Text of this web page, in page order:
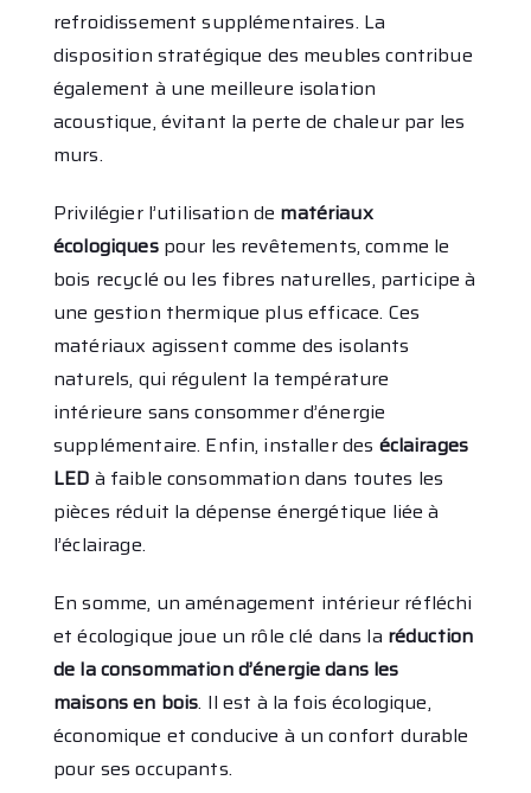
refroidissement supplémentaires. La
disposition stratégique des meubles contribue
également à une meilleure isolation
acoustique, évitant la perte de chaleur par les
murs.
Privilégier l’utilisation de matériaux
écologiquespour les revêtements, comme le
bois recyclé ou les fibres naturelles, participe à
une gestion thermique plus efficace. Ces
matériaux agissent comme des isolants
naturels, qui régulent la température
intérieure sans consommer d’énergie
supplémentaire. Enfin, installer des éclairages
LED à faible consommation dans toutes les
pièces réduit la dépense énergétique liée à
l’éclairage.
En somme, un aménagement intérieur réfléchi
et écologique joue un rôle clé dans la réduction
de la consommation d’énergie dans les
maisons en bois. Il est à la fois écologique,
économique et conducive à un confort durable
pour ses occupants.